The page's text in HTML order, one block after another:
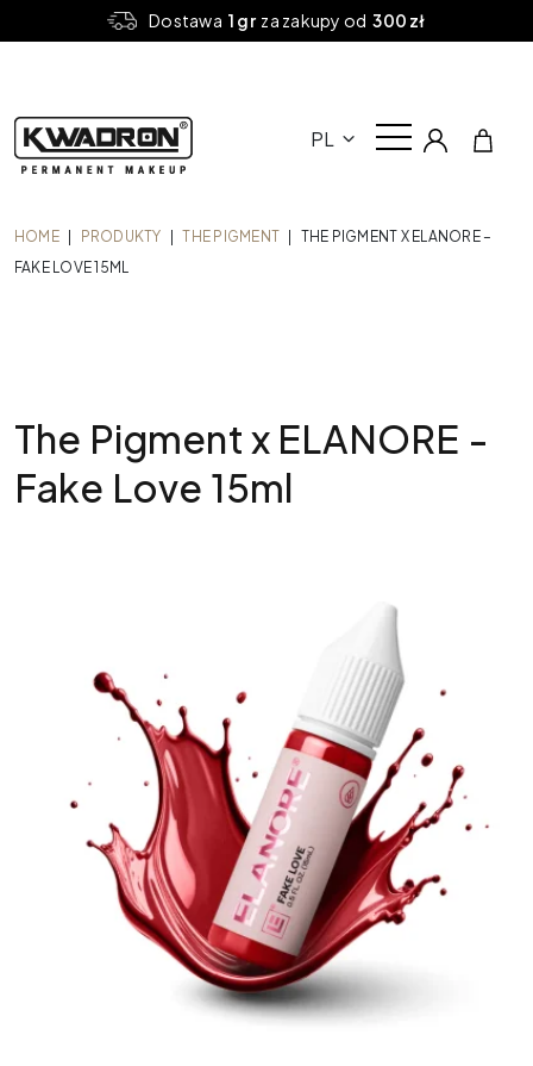
Dostawa 1 grza zakupy od 300 zł
PL
HOME PRODUKTY THE PIGMENT
THE PIGMENT X ELANORE –
FAKE LOVE 15ML
The Pigment x ELANORE -
Fake Love 15ml